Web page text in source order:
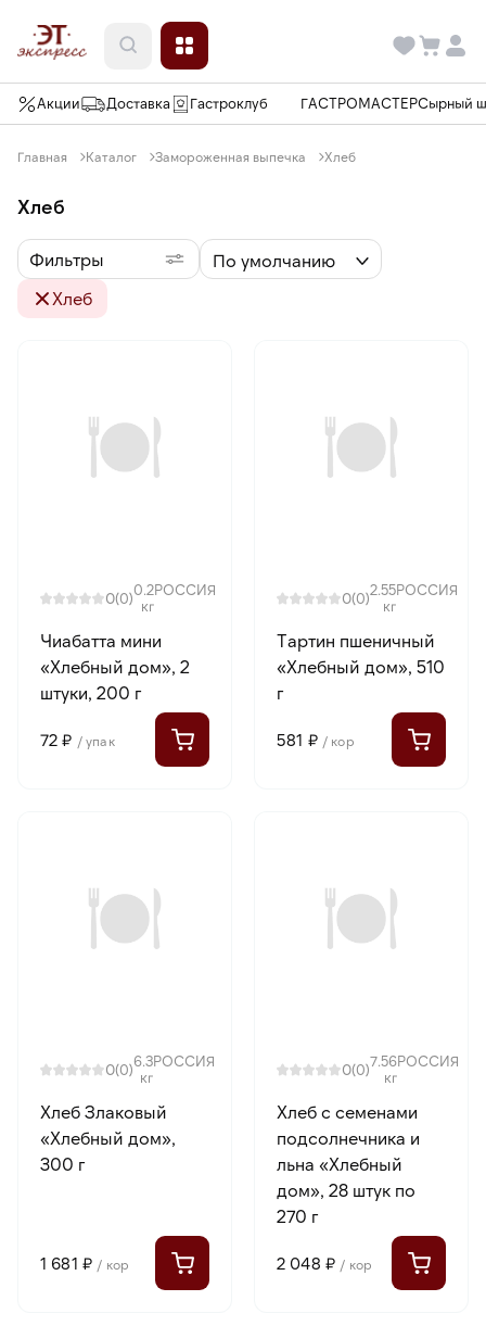
Акции Доставка Гастроклуб ГАСТРОМАСТЕРСырный
Главная Каталог Замороженная выпечка Хлеб
Хлеб
Фильтры
По умолчанию
Хлеб
0(0)0.2
кг
РОССИЯ
Чиабатта мини
«Хлебный дом», 2
штуки, 200 г
72 ₽ / упак
0(0)2.55
кг
РОССИЯ
Тартин пшеничный
«Хлебный дом», 510
г
581 ₽ / кор
0(0)6.3
кг
РОССИЯ
Хлеб Злаковый
«Хлебный дом»,
300 г
1 681 ₽ / кор
0(0)7.56
кг
РОССИЯ
Хлеб с семенами
подсолнечника и
льна «Хлебный
дом», 28 штук по
270 г
2 048 ₽ / кор